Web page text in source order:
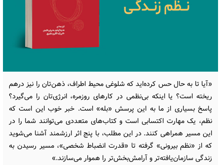
«آیا تا به حال حس کرده‌اید که شلوغی محیط اطراف، ذهن‌تان را نیز درهم
ریخته است؟ یا اینکه بی‌نظمی در کارهای روزمره، انرژی‌تان را می‌گیرد؟
پاسخ بسیاری از ما به این پرسش «بله» است. خبر خوب این است که
نظم، یک مهارت اکتسابی است و کتاب‌های متعددی می‌توانند شما را در
این مسیر همراهی کنند. در این مطلب، با پنج اثر ارزشمند آشنا می‌شوید
که از «نظم بیرونی» گرفته تا «قدرت انضباط شخصی»، مسیر رسیدن به
زندگی سازمان‌یافته‌تر و آرامش‌بخش‌تر را هموار می‌سازند.»